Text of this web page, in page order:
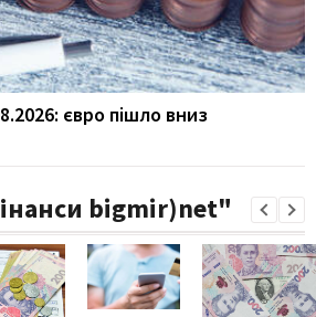
євро пішло вниз
bigmir)net"